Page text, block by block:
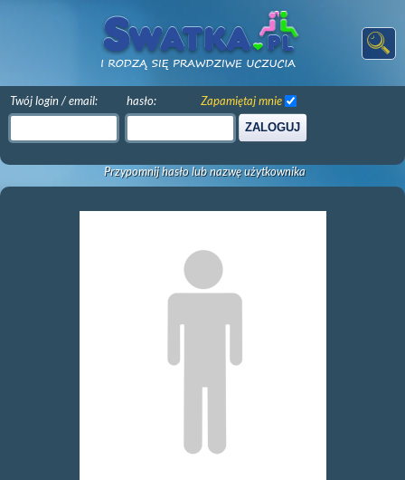
Twój login / email: hasło:
ZALOGUJ
Zapamiętaj mnie
Przypomnij hasło lub nazwę użytkownika